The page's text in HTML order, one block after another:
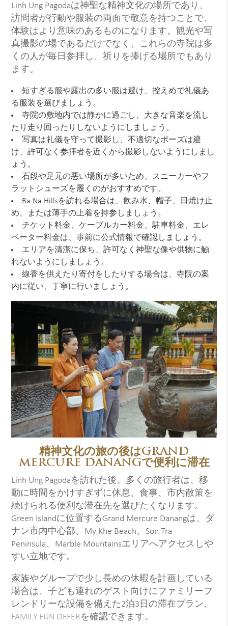
Linh Ung Pagodaは神聖な精神文化の場所であり、
訪問者が行動や服装の両面で敬意を持つことで、
体験はより意味のあるものになります。観光や写
真撮影の場であるだけでなく、これらの寺院は多
くの人が毎日参拝し、祈りを捧げる場所でもあり
ます。
短すぎる服や露出の多い服は避け、控えめで礼儀あ
る服装を選びましょう。
寺院の敷地内では静かに過ごし、大きな音楽を流し
たり走り回ったりしないようにしましょう。
写真は礼儀を守って撮影し、不適切なポーズは避
け、許可なく参拝者を近くから撮影しないようにしまし
ょう。
石段や足元の悪い場所が多いため、スニーカーやフ
ラットシューズを履くのがおすすめです。
Ba Na Hillsを訪れる場合は、飲み水、帽子、日焼け止
め、または薄手の上着を持参しましょう。
チケット料金、ケーブルカー料金、駐車料金、エレ
ベーター料金は、事前に公式情報で確認しましょう。
エリアを清潔に保ち、許可なく神聖な像や供物に触
れないようにしましょう。
線香を供えたり寄付をしたりする場合は、寺院の案
内に従い、丁寧に行いましょう。
精神文化の旅の後はGRAND
MERCURE DANANGで便利に滞在
Linh Ung Pagodaを訪れた後、多くの旅行者は、移
動に時間をかけすぎずに休息、食事、市内散策を
続けられる便利な滞在先を選びたくなります。
Green Islandに位置するGrand Mercure Danangは、ダ
ナン市内中心部、My Khe Beach、Son Tra
Peninsula、Marble Mountainsエリアへアクセスしや
すい立地です。
家族やグループで少し長めの休暇を計画している
場合は、子ども連れのゲスト向けにファミリーフ
レンドリーな設備を備えた2泊3日の滞在プラン、
FAMILY FUN OFFERを確認できます。